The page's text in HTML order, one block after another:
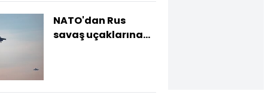
NATO'dan Rus
savaş uçaklarına